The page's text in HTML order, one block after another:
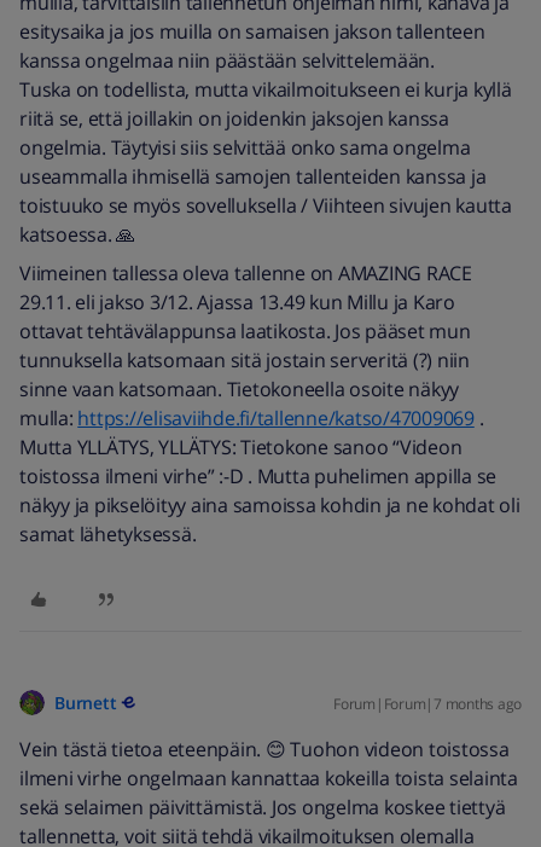
esitysaika ja jos muilla on samaisen jakson tallenteen
kanssa ongelmaa niin päästään selvittelemään.
Tuska on todellista, mutta vikailmoitukseen ei kurja kyllä
riitä se, että joillakin on joidenkin jaksojen kanssa
ongelmia. Täytyisi siis selvittää onko sama ongelma
useammalla ihmisellä samojen tallenteiden kanssa ja
toistuuko se myös sovelluksella / Viihteen sivujen kautta
katsoessa. 🙏
Viimeinen tallessa oleva tallenne on AMAZING RACE
29.11. eli jakso 3/12. Ajassa 13.49 kun Millu ja Karo
ottavat tehtävälappunsa laatikosta. Jos pääset mun
tunnuksella katsomaan sitä jostain serveritä (?) niin
sinne vaan katsomaan. Tietokoneella osoite näkyy
mulla: https://elisaviihde.fi/tallenne/katso/47009069.
Mutta YLLÄTYS, YLLÄTYS: Tietokone sanoo “Videon
toistossa ilmeni virhe” :-D . Mutta puhelimen appilla se
näkyy ja pikselöityy aina samoissa kohdin ja ne kohdat oli
samat lähetyksessä.
Burnett Forum|Forum|7 months ago
Vein tästä tietoa eteenpäin. 😊 Tuohon videon toistossa
ilmeni virhe ongelmaan kannattaa kokeilla toista selainta
sekä selaimen päivittämistä. Jos ongelma koskee tiettyä
tallennetta, voit siitä tehdä vikailmoituksen olemalla